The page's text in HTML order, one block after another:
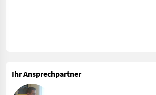
Ihr Ansprechpartner